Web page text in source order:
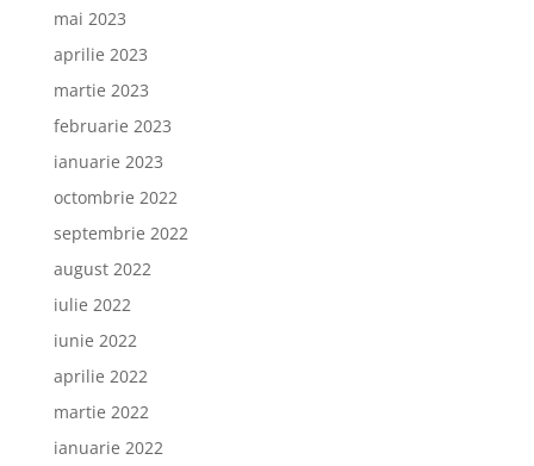
mai 2023
aprilie 2023
martie 2023
februarie 2023
ianuarie 2023
octombrie 2022
septembrie 2022
august 2022
iulie 2022
iunie 2022
aprilie 2022
martie 2022
ianuarie 2022